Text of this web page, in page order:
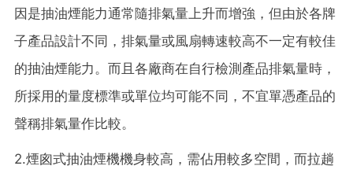
因是抽油煙能力通常隨排氣量上升而增強，但由於各牌
子產品設計不同，排氣量或風扇轉速較高不一定有較佳
的抽油煙能力。而且各廠商在自行檢測產品排氣量時，
所採用的量度標準或單位均可能不同，不宜單憑產品的
聲稱排氣量作比較。
2.煙囪式抽油煙機機身較高，需佔用較多空間，而拉趟